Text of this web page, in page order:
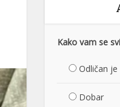
Kako vam se
Odličan je
Dobar